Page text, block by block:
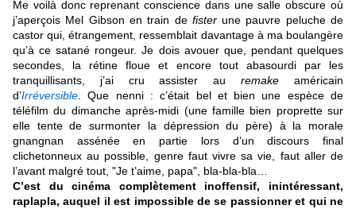
Me voilà donc reprenant conscience dans une salle obscure où
j’aperçois Mel Gibson en train de fisterune pauvre peluche de
castor qui, étrangement, ressemblait davantage à ma boulangère
qu’à ce satané rongeur. Je dois avouer que, pendant quelques
secondes, la rétine floue et encore tout abasourdi par les
tranquillisants, j’ai cru assister auremake américain
d’Irréversible . Que nenni : c’était bel et bien une espèce de
téléfilm du dimanche après-midi (une famille bien proprette sur
elle tente de surmonter la dépression du père) à la morale
gnangnan assénée en partie lors d’un discours final
clichetonneux au possible, genre faut vivre sa vie, faut aller de
l’avant malgré tout, "Je t’aime, papa", bla-bla-bla…
C’est du cinéma complètement inoffensif, inintéressant,
raplapla, auquel il est impossible de se passionner et qui ne